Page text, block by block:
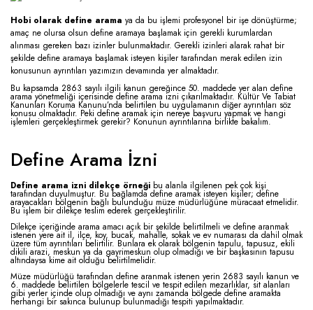
Hobi olarak define arama ya da bu işlemi profesyonel bir işe dönüştürme;
amaç ne olursa olsun define aramaya başlamak için gerekli kurumlardan
alınması gereken bazı izinler bulunmaktadır. Gerekli izinleri alarak rahat bir
şekilde define aramaya başlamak isteyen kişiler tarafından merak edilen izin
konusunun ayrıntıları yazımızın devamında yer almaktadır.
Bu kapsamda 2863 sayılı ilgili kanun gereğince 50. maddede yer alan define
arama yönetmeliği içerisinde define arama izni çıkarılmaktadır. Kültür Ve Tabiat
Kanunları Koruma Kanunu’nda belirtilen bu uygulamanın diğer ayrıntıları söz
konusu olmaktadır. Peki define aramak için nereye başvuru yapmak ve hangi
işlemleri gerçekleştirmek gerekir? Konunun ayrıntılarına birlikte bakalım.
Define Arama İzni
Define arama izni dilekçe örneği bu alanla ilgilenen pek çok kişi
tarafından duyulmuştur. Bu bağlamda define aramak isteyen kişiler; define
arayacakları bölgenin bağlı bulunduğu müze müdürlüğüne müracaat etmelidir.
Bu işlem bir dilekçe teslim ederek gerçekleştirilir.
Dilekçe içeriğinde arama amacı açık bir şekilde belirtilmeli ve define aranmak
istenen yere ait il, ilçe, koy, bucak, mahalle, sokak ve ev numarası da dahil olmak
üzere tüm ayrıntıları belirtilir. Bunlara ek olarak bölgenin tapulu, tapusuz, ekili
dikili arazi, meskun ya da gayrimeskun olup olmadığı ve bir başkasının tapusu
altındaysa kime ait olduğu belirtilmelidir.
Müze müdürlüğü tarafından define aranmak istenen yerin 2683 sayılı kanun ve
6. maddede belirtilen bölgelerle tescil ve tespit edilen mezarlıklar, sit alanları
gibi yerler içinde olup olmadığı ve aynı zamanda bölgede define aramakta
herhangi bir sakınca bulunup bulunmadığı tespiti yapılmaktadır.